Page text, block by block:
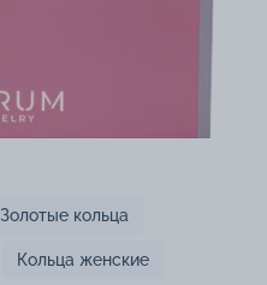
Золотые кольца
Кольца женские